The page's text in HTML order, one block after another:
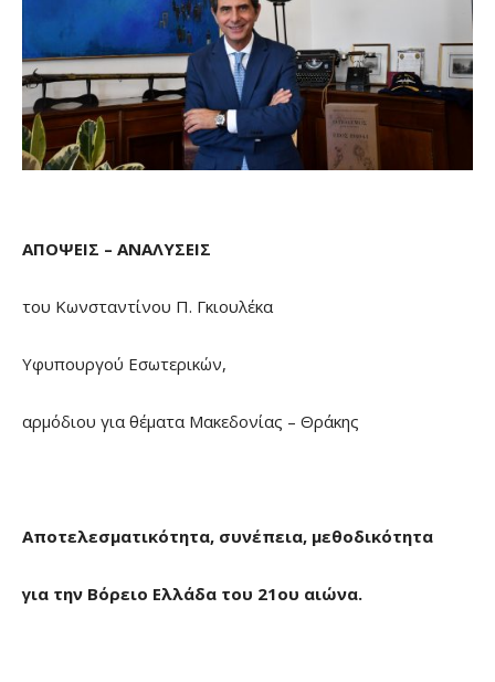
ΑΠΟΨΕΙΣ – ΑΝΑΛΥΣΕΙΣ
του Κωνσταντίνου Π. Γκιουλέκα
Υφυπουργού Εσωτερικών,
αρμόδιου για θέματα Μακεδονίας – Θράκης
Αποτελεσματικότητα, συνέπεια, μεθοδικότητα
για την Βόρειο Ελλάδα του 21ου αιώνα.